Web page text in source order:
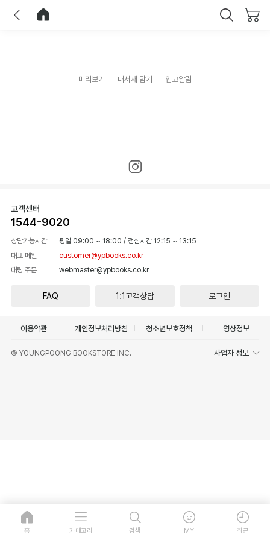
미리보기 내서재 담기 입고알림
고객센터
1544-9020
상담가능시간 평일 09:00 ~ 18:00 / 점심시간 12:15 ~ 13:15
대표 메일
customer@ypbooks.co.kr
대량 주문
webmaster@ypbooks.co.kr
FAQ 1:1고객상담 로그인
이용약관 개인정보처리방침 청소년보호정책 영상정보
© YOUNGPOONG BOOKSTORE INC. 사업자 정보
홈 카테고리 검색 MY 최근